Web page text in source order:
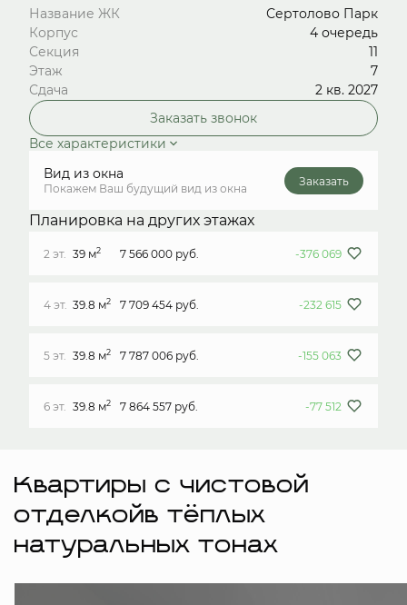
Название ЖК
Сертолово Парк
Корпус
4 очередь
Секция
11
Этаж
7
Сдача
2 кв. 2027
Заказать звонок
Все характеристики
Вид из окна
Покажем Ваш будущий вид из окна
Заказать
Планировка на других этажах
2 эт. 39 м2 7 566 000 руб. -376 069
4 эт. 39.8 м2 7 709 454 руб. -232 615
5 эт. 39.8 м2 7 787 006 руб. -155 063
6 эт. 39.8 м2 7 864 557 руб. -77 512
Квартиры с чистовой
отделкойв тёплых
натуральных тонах